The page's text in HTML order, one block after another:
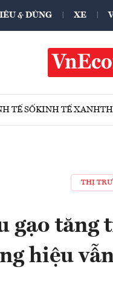
& DÙNG XE
TẾ SỐKINH TẾ XANH
THỊ
gạo tăng
hiệu